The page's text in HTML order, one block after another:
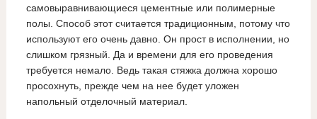
самовыравнивающиеся цементные или полимерные
полы. Способ этот считается традиционным, потому что
используют его очень давно. Он прост в исполнении, но
слишком грязный. Да и времени для его проведения
требуется немало. Ведь такая стяжка должна хорошо
просохнуть, прежде чем на нее будет уложен
напольный отделочный материал.